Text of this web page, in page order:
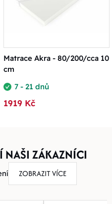
Matrace Akra - 80/200/cca 10
cm
7 - 21 dnů
1919 Kč
ZÁKAZNÍCI
ZOBRAZIT VÍCE